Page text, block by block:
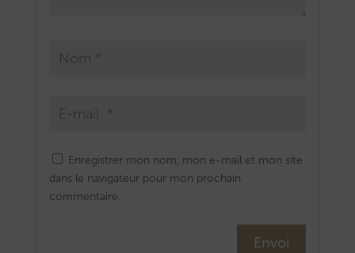
Enregistrer mon nom, mon e-mail et mon site
dans le navigateur pour mon prochain
commentaire.
Envoi